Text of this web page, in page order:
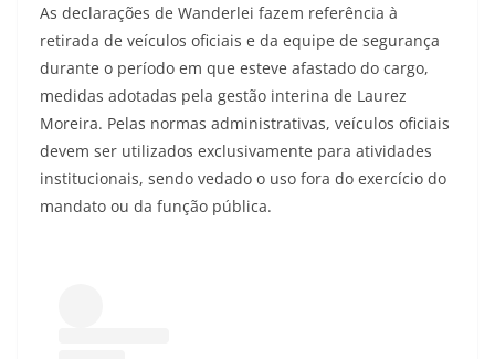
As declarações de Wanderlei fazem referência à
retirada de veículos oficiais e da equipe de segurança
durante o período em que esteve afastado do cargo,
medidas adotadas pela gestão interina de Laurez
Moreira. Pelas normas administrativas, veículos oficiais
devem ser utilizados exclusivamente para atividades
institucionais, sendo vedado o uso fora do exercício do
mandato ou da função pública.